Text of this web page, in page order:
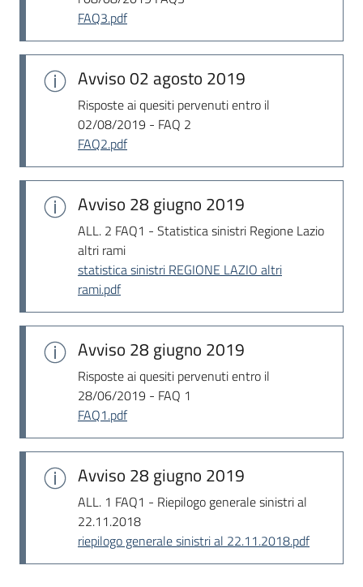
FAQ3.pdf
Avviso02 agosto 2019
Risposte ai quesiti pervenuti entro il
02/08/2019 - FAQ 2
FAQ2.pdf
Avviso 28 giugno 2019
ALL. 2 FAQ1 - Statistica sinistri Regione Lazio
altri rami
statistica sinistri REGIONE LAZIO altri
rami.pdf
Avviso 28 giugno 2019
Risposte ai quesiti pervenuti entro il
28/06/2019 - FAQ 1
FAQ1.pdf
Avviso 28 giugno 2019
ALL. 1 FAQ1 - Riepilogo generale sinistri al
22.11.2018
riepilogo generale sinistri al 22.11.2018.pdf